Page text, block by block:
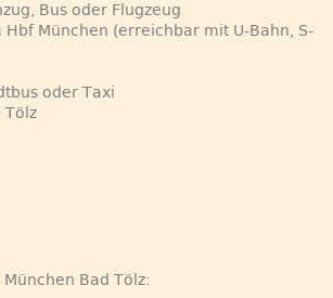
Bus oder Flugzeug
Hbf München (erreichbar mit U-Bahn, S-
oder Taxi
Tölz
Bad Tölz: